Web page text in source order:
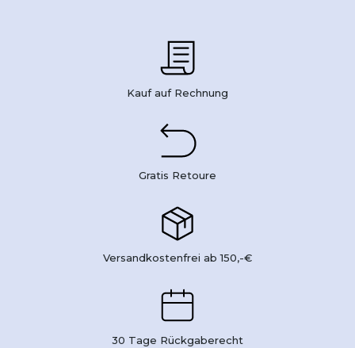
Kauf auf Rechnung
Gratis Retoure
Versandkostenfrei ab 150,-€
30 Tage Rückgaberecht